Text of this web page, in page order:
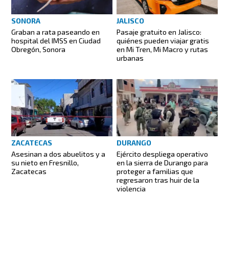
SONORA
Graban a rata paseando en
hospital del IMSS en Ciudad
Obregón, Sonora
JALISCO
Pasaje gratuito en Jalisco:
quiénes pueden viajar gratis
en Mi Tren, Mi Macro y rutas
urbanas
ZACATECAS
Asesinan a dos abuelitos y a
su nieto en Fresnillo,
Zacatecas
DURANGO
Ejército despliega operativo
en la sierra de Durango para
proteger a familias que
regresaron tras huir de la
violencia